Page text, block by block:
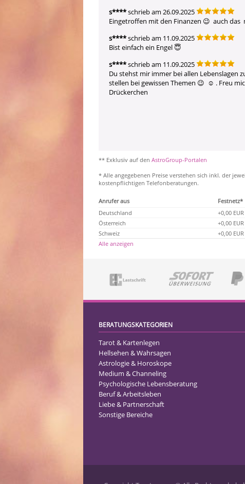
s****schrieb am 26.09.2025
Eingetroffen mit den Finanzen 😉  auch
s****schrieb am 11.09.2025
Bist einfach ein Engel 😇
s****schrieb am 11.09.2025
Du stehst mir immer bei allen Lebenslagen
stellen bei gewissen Themen 😉  ☺ ️. Freu
Drückerchen
** Exklusiv auf den AstroGroup-Portalen
* Alle angegebenen Preise verstehen sich inkl. der
kostenpflichtigen Telefonberatungen.
Anrufer aus Festnetz*
Deutschland
+0,00 EUR
Österreich
+0,00 EUR
Schweiz
+0,00 EUR
Alle anzeigen
BERATUNGSKATEGORIEN
Tarot & Kartenlegen
Hellsehen & Wahrsagen
Astrologie & Horoskope
Medium & Channeling
Psychologische Lebensberatung
Beruf & Arbeitsleben
Liebe & Partnerschaft
Sonstige Bereiche